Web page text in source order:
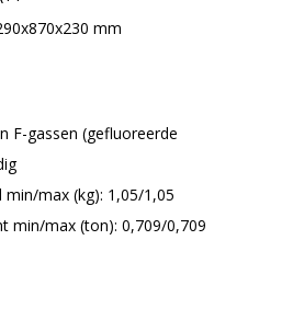
mm
F-gassen (gefluoreerde
max (kg): 1,05/1,05
min/max (ton): 0,709/0,709